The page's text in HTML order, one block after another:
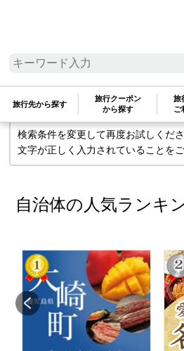
旅行先から探す
旅行クーポン
から探す
旅
ご
検索条件に一致するお
せん
検索条件を変更して再度お試しくだ
文字が正しく入力されていることを
自治体の人気ランキ